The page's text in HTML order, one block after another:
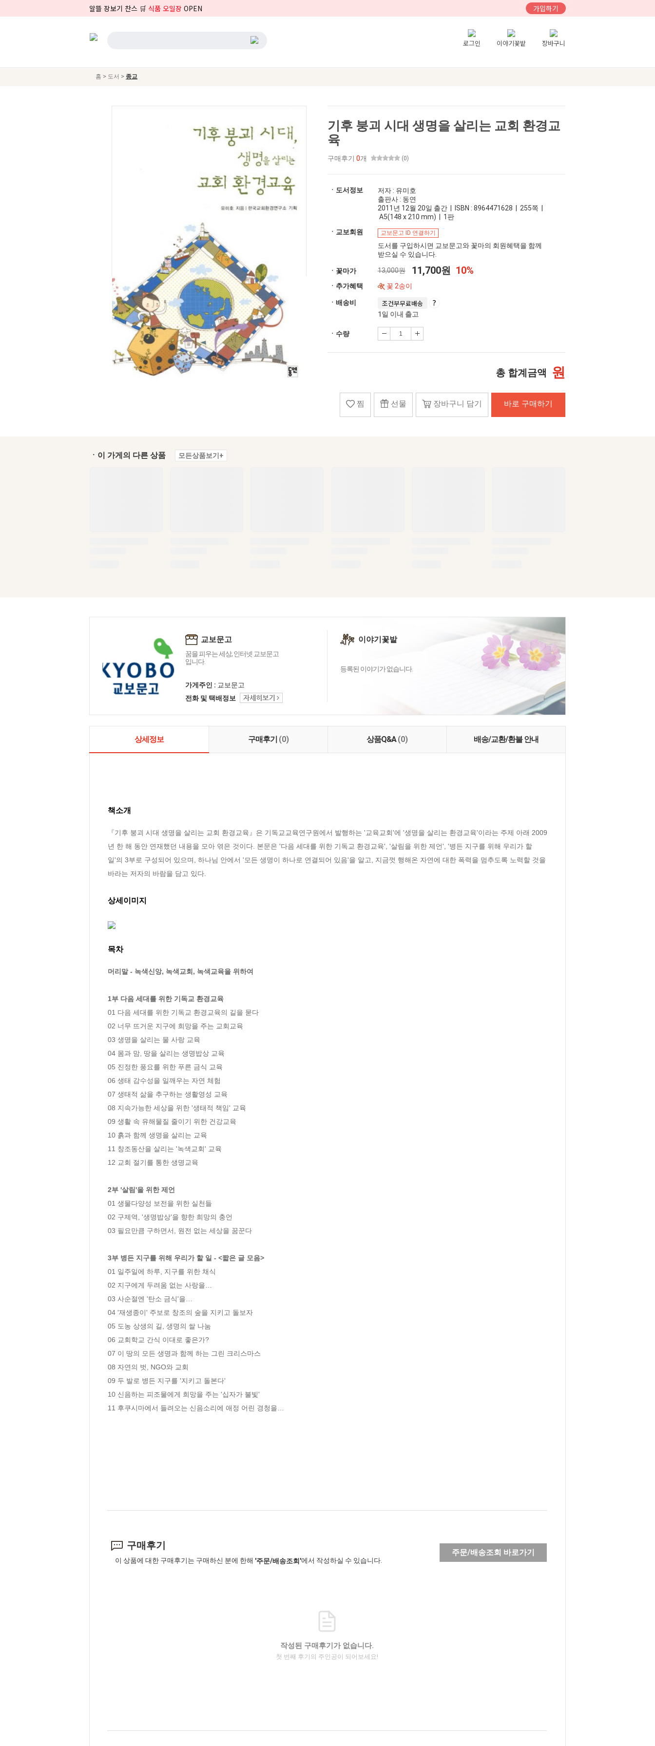
알뜰 장보기 찬스 🛒 식품 오일장 OPEN 가입하기
로그인 이야기꽃밭 장바구니
홈 > 도서 > 종교
기후 붕괴 시대 생명을 살리는 교회 환경교
육
구매후기 0개 (0)
ㆍ도서정보
저자 : 유미호
출판사 : 동연
2011년 12월 20일 출간 | ISBN : 8964471628 | 255쪽 |
A5(148 x 210 mm) | 1판
ㆍ교보회원
교보문고 ID 연결하기
도서를 구입하시면 교보문고와 꽃마의 회원혜택을 함께
받으실 수 있습니다.
ㆍ꽃마가 13,000원 11,700원 10%
ㆍ추가혜택 꽃 2송이
ㆍ배송비 조건부무료배송
1일 이내 출고
ㆍ수량
총 합계금액 원
찜 선물 장바구니 담기 바로 구매하기
ㆍ이 가게의 다른 상품 모든상품보기+
교보문고
꿈을 피우는 세상, 인터넷 교보문고
입니다.
가게주인 : 교보문고
전화 및 택배정보
이야기꽃밭
등록된 이야기가 없습니다.
상세정보 구매후기 (0) 상품Q&A(0) 배송/교환/환불 안내
책소개
『기후 붕괴 시대 생명을 살리는 교회 환경교육』은 기독교교육연구원에서 발행하는 '교육교회'에 '생명을 살리는 환경교육'이라는 주제 아래 2009
년 한 해 동안 연재했던 내용을 모아 엮은 것이다. 본문은 '다음 세대를 위한 기독교 환경교육', '살림을 위한 제언', '병든 지구를 위해 우리가 할
일'의 3부로 구성되어 있으며, 하나님 안에서 '모든 생명이 하나로 연결되어 있음'을 알고, 지금껏 행해온 자연에 대한 폭력을 멈추도록 노력할 것을
바라는 저자의 바람을 담고 있다.
상세이미지
목차
머리말 - 녹색신앙, 녹색교회, 녹색교육을 위하여
1부 다음 세대를 위한 기독교 환경교육
01 다음 세대를 위한 기독교 환경교육의 길을 묻다
02 너무 뜨거운 지구에 희망을 주는 교회교육
03 생명을 살리는 물 사랑 교육
04 몸과 맘, 땅을 살리는 생명밥상 교육
05 진정한 풍요를 위한 푸른 금식 교육
06 생태 감수성을 일깨우는 자연 체험
07 생태적 삶을 추구하는 생활영성 교육
08 지속가능한 세상을 위한 '생태적 책임' 교육
09 생활 속 유해물질 줄이기 위한 건강교육
10 흙과 함께 생명을 살리는 교육
11 창조동산을 살리는 '녹색교회' 교육
12 교회 절기를 통한 생명교육
2부 '살림'을 위한 제언
01 생물다양성 보전을 위한 실천들
02 구제역, '생명밥상'을 향한 희망의 충언
03 필요만큼 구하면서, 원전 없는 세상을 꿈꾼다
3부 병든 지구를 위해 우리가 할 일 - <짧은 글 모음>
01 일주일에 하루, 지구를 위한 채식
02 지구에게 두려움 없는 사랑을…
03 사순절엔 '탄소 금식'을…
04 '재생종이' 주보로 창조의 숲을 지키고 돌보자
05 도농 상생의 길, 생명의 쌀 나눔
06 교회학교 간식 이대로 좋은가?
07 이 땅의 모든 생명과 함께 하는 그린 크리스마스
08 자연의 벗, NGO와 교회
09 두 발로 병든 지구를 '지키고 돌본다'
10 신음하는 피조물에게 희망을 주는 '십자가 불빛'
11 후쿠시마에서 들려오는 신음소리에 애정 어린 경청을…
구매후기
이 상품에 대한 구매후기는 구매하신 분에 한해 '주문/배송조회'에서 작성하실 수 있습니다.
주문/배송조회 바로가기
작성된 구매후기가 없습니다.
첫 번째 후기의 주인공이 되어보세요!